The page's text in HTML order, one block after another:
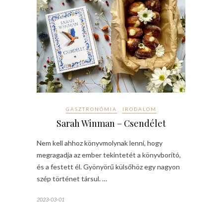
GASZTRONÓMIA IRODALOM
Sarah Winman – Csendélet
Nem kell ahhoz könyvmolynak lenni, hogy
megragadja az ember tekintetét a könyvborító,
és a festett él. Gyönyörű külsőhöz egy nagyon
szép történet társul. …
2023-03-01